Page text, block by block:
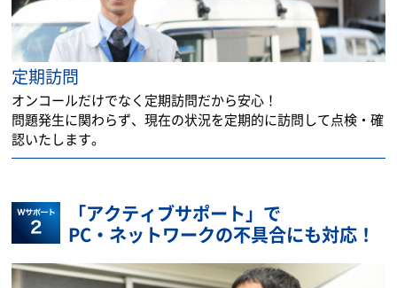
定期訪問
オンコールだけでなく定期訪問だから安心！
問題発生に関わらず、現在の状況を定期的に訪問して点検・確
認いたします。
「アクティブサポート」で
PC・ネットワークの不具合にも対応！